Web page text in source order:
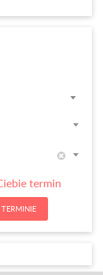
termin